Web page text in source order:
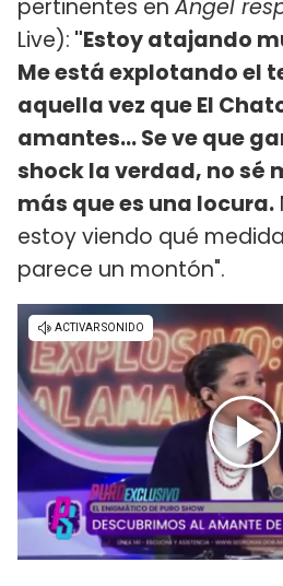
pertinentes enÁngel
Live): "Estoy atajando
Me está explotando el
aquella vez que El
amantes... Se ve que
shock la verdad, no sé
más que es una locura.
estoy viendo qué
parece un montón".